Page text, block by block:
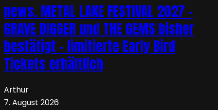
news. METAL LAKE FESTIVAL 2027 –
GRAVE DIGGER und THE GEMS bisher
bestätigt – limitierte Early Bird
Tickets erhältlich
Arthur
7. August 2026